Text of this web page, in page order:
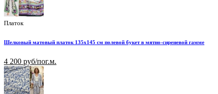
Платок
Шелковый матовый платок 135х145 см полевой букет в мятно-сиреневой гамме
4 200 руб/пог.м.